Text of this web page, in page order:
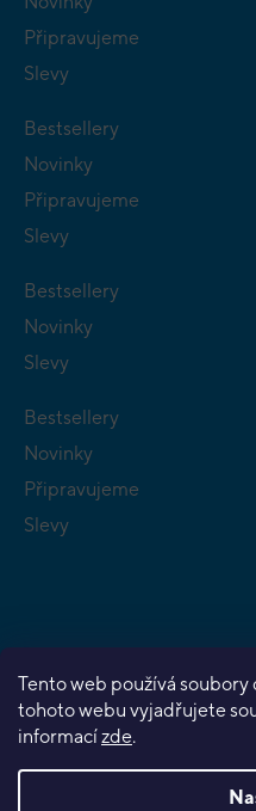
Tento web používá
tohoto webu vyjadřujete
informacízde.
Připravujeme
Slevy
Bestsellery
Novinky
Připravujeme
Slevy
Bestsellery
Novinky
Slevy
Bestsellery
Novinky
Připravujeme
Slevy
Vytvořil Shoptet Premium
Copyright 2026Planeta her.